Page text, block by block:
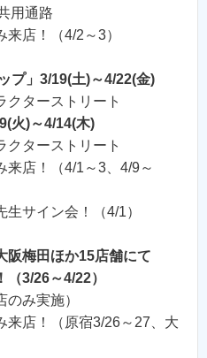
通路
！（4/2～3）
プ」3/19(土)～4/22(金)
ターストリート
火)～4/14(木)
ターストリート
！（4/1～3、4/9～
イン会！（4/1）
阪梅田ほか15店舗にて
（3/26～4/22）
のみ実施）
！（原宿3/26～27、大